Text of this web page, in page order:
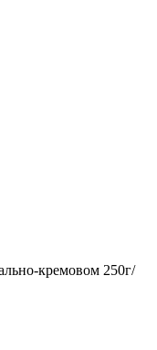
кремовом 250г/